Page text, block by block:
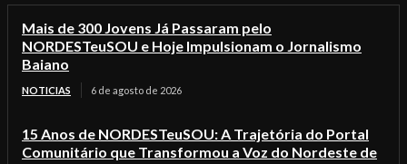
Mais de 300 Jovens Já Passaram pelo
NORDESTeuSOU e Hoje Impulsionam o Jornalismo
Baiano
NOTICIAS 6 de agosto de 2026
15 Anos de NORDESTeuSOU: A Trajetória do Portal
Comunitário que Transformou a Voz do Nordeste de